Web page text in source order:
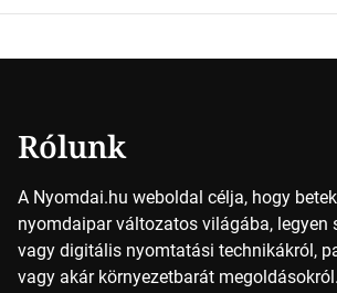
Rólunk
A Nyomdai.hu weboldal célja, hogy
nyomdaipar változatos világába, legyen
vagy digitális nyomtatási technikákról,
vagy akár környezetbarát